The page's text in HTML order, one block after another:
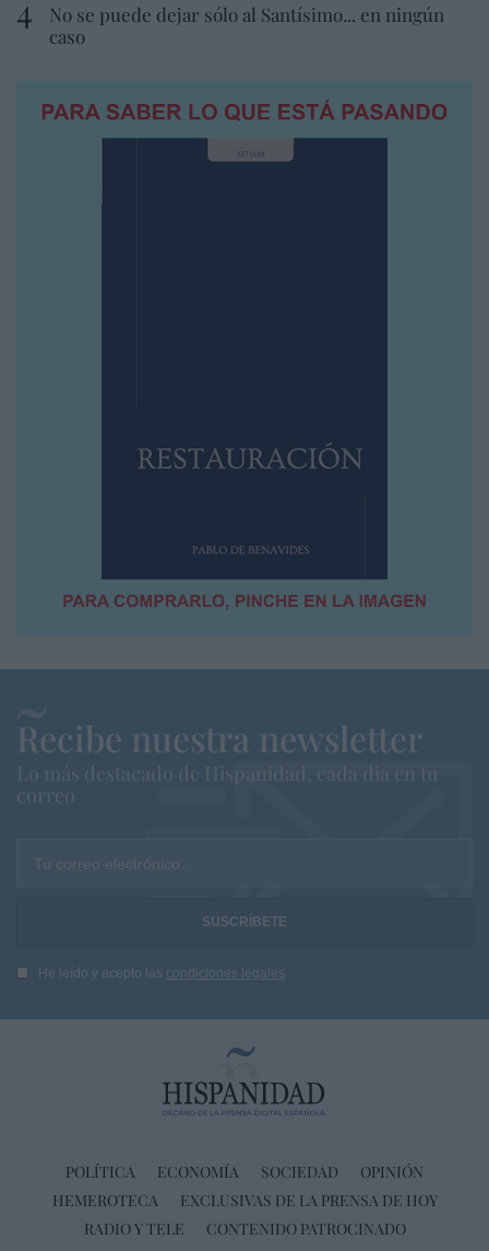
No se puede dejar sólo al Santísimo... en ningún
caso
Recibe nuestra newsletter
Lo más destacado de Hispanidad, cada dia en tu
correo
Tu correo electrónico...
He leído y acepto las condiciones legales
POLÍTICA ECONOMÍA SOCIEDAD
OPINIÓN
HEMEROTECA
EXCLUSIVAS DE LA PRENSA DE HOY
RADIO Y TELE
CONTENIDO PATROCINADO